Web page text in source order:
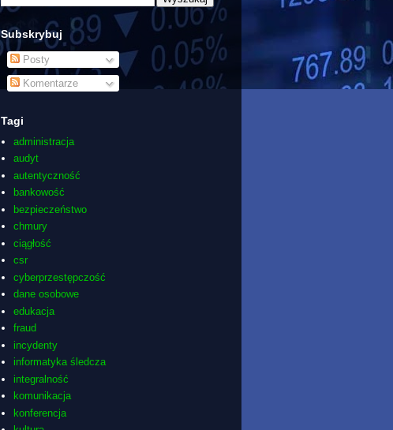
Subskrybuj
Posty
Komentarze
Tagi
administracja
audyt
autentyczność
bankowość
bezpieczeństwo
chmury
ciągłość
csr
cyberprzestępczość
dane osobowe
edukacja
fraud
incydenty
informatyka śledcza
integralność
komunikacja
konferencja